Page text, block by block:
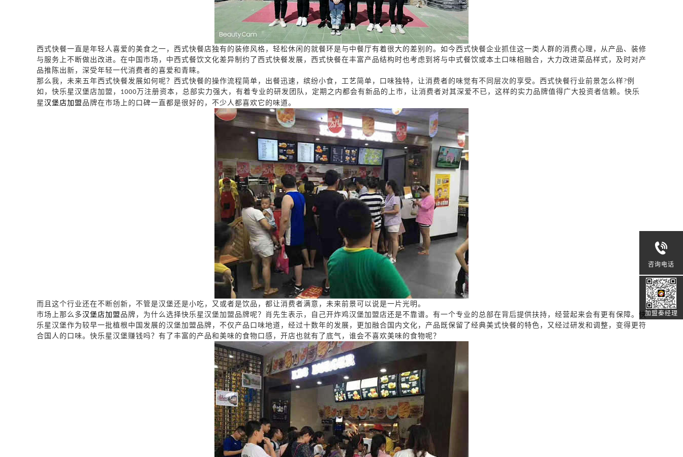
西式快餐一直是年轻人喜爱的美食之一，西式快餐店独有的装修风格，轻松休闲的就餐环是与中餐厅有着很大的差别的。如今西式快餐企业抓住这一类人群的消费心理，从产品、装修
与服务上不断做出改进。在中国市场，中西式餐饮文化差异制约了西式快餐发展，西式快餐在丰富产品结构时也考虑到将与中式餐饮或本土口味相融合，大力改进菜品样式，及时对产
品推陈出新，深受年轻一代消费者的喜爱和青睐。
那么我，未来五年西式快餐发展如何呢？西式快餐的操作流程简单，出餐迅速，缤纷小食，工艺简单，口味独特，让消费者的味觉有不同层次的享受。西式快餐行业前景怎么样?例
如，快乐星汉堡店加盟， 1000 万注册资本，总部实力强大，有着专业的研发团队，定期之内都会有新品的上市，让消费者对其深爱不已，这样的实力品牌值得广大投资者信赖。快乐
星汉堡店加盟 品牌在市场上的口碑一直都是很好的，不少人都喜欢它的味道。
而且这个行业还在不断创新，不管是汉堡还是小吃，又或者是饮品，都让消费者满意，未来前景可以说是一片光明。
市场上那么多汉堡店加盟 品牌，为什么选择快乐星汉堡加盟品牌呢？肖先生表示，自己开炸鸡汉堡加盟店还是不靠谱。有一个专业的总部在背后提供扶持，经营起来会有更有保障。快
乐星汉堡作为较早一批植根中国发展的汉堡加盟品牌，不仅产品口味地道，经过十数年的发展，更加融合国内文化，产品既保留了经典美式快餐的特色，又经过研发和调整，变得更符
合国人的口味。快乐星汉堡赚钱吗？有了丰富的产品和美味的食物口感，开店也就有了底气，谁会不喜欢美味的食物呢？
咨询电话
加盟秦经理